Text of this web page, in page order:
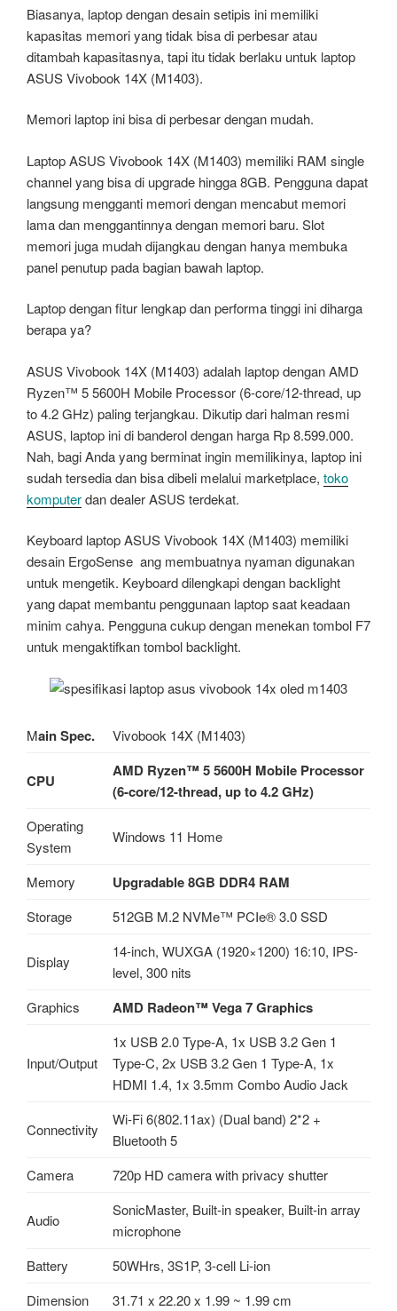
Biasanya, laptop dengan desain setipis ini memiliki
kapasitas memori yang tidak bisa di perbesar atau
ditambah kapasitasnya, tapi itu tidak berlaku untuk laptop
ASUS Vivobook 14X (M1403).
Memori laptop ini bisa di perbesar dengan mudah.
Laptop ASUS Vivobook 14X (M1403) memiliki RAM single
channel yang bisa di upgrade hingga 8GB. Pengguna dapat
langsung mengganti memori dengan mencabut memori
lama dan menggantinnya dengan memori baru. Slot
memori juga mudah dijangkau dengan hanya membuka
panel penutup pada bagian bawah laptop.
Laptop dengan fitur lengkap dan performa tinggi ini diharga
berapa ya?
ASUS Vivobook 14X (M1403) adalah laptop dengan AMD
Ryzen™ 5 5600H Mobile Processor (6-core/12-thread, up
to 4.2 GHz) paling terjangkau. Dikutip dari halman resmi
ASUS, laptop ini di banderol dengan harga Rp 8.599.000.
Nah, bagi Anda yang berminat ingin memilikinya, laptop ini
sudah tersedia dan bisa dibeli melalui marketplace, toko
komputerdan dealer ASUS terdekat.
Keyboard laptop ASUS Vivobook 14X (M1403) memiliki
desain ErgoSense ang membuatnya nyaman digunakan
untuk mengetik. Keyboard dilengkapi dengan backlight
yang dapat membantu penggunaan laptop saat keadaan
minim cahya. Pengguna cukup dengan menekan tombol F7
untuk mengaktifkan tombol backlight.
Main Spec. Vivobook 14X (M1403)
CPU
AMD Ryzen™ 5 5600H Mobile Processor
(6-core/12-thread, up to 4.2 GHz)
Operating
System
Windows 11 Home
Memory Upgradable 8GB DDR4 RAM
Storage 512GB M.2 NVMe™ PCIe® 3.0 SSD
Display
14-inch, WUXGA (1920×1200) 16:10, IPS-
level, 300 nits
Graphics
AMD Radeon™ Vega 7 Graphics
Input/Output
1x USB 2.0 Type-A, 1x USB 3.2 Gen 1
Type-C, 2x USB 3.2 Gen 1 Type-A, 1x
HDMI 1.4, 1x 3.5mm Combo Audio Jack
Connectivity
Wi-Fi 6(802.11ax) (Dual band) 2*2 +
Bluetooth 5
Camera
720p HD camera with privacy shutter
Audio
SonicMaster, Built-in speaker, Built-in array
microphone
Battery
50WHrs, 3S1P, 3-cell Li-ion
Dimension
31.71 x 22.20 x 1.99 ~ 1.99 cm